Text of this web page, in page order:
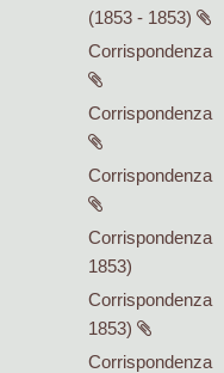
(1853 - 1853)
Corrispondenza
Corrispondenza
Corrispondenza
Corrispondenza
1853)
Corrispondenza
1853)
Corrispondenza